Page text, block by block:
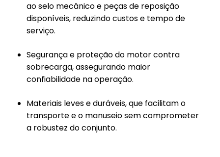
ao selo mecânico e peças de reposição
disponíveis, reduzindo custos e tempo de
serviço.
Segurança e proteção do motor contra
sobrecarga, assegurando maior
confiabilidade na operação.
Materiais leves e duráveis, que facilitam o
transporte e o manuseio sem comprometer
a robustez do conjunto.